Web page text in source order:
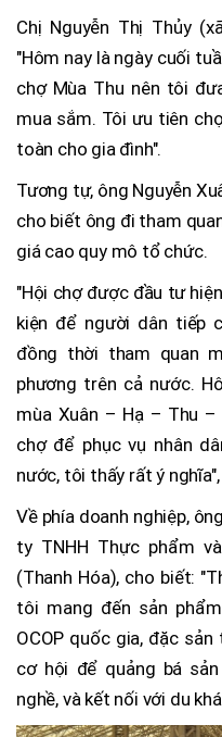
Chị Nguyễn Thị Thủy
"Hôm nay là ngày cuối
chợ Mùa Thu nên tôi
mua sắm. Tôi ưu tiên
toàn cho gia đình".
Tương tự, ông Nguyễn
cho biết ông đi tham
giá cao quy mô tổ chức.
"Hội chợ được đầu tư
kiện để người dân tiếp
đồng thời tham quan
phương trên cả nước.
mùa Xuân – Hạ – Thu
chợ để phục vụ nhân
nước, tôi thấy rất ý
Về phía doanh nghiệp,
ty TNHH Thực phẩm
(Thanh Hóa), cho biết:
tôi mang đến sản
OCOP quốc gia, đặc
cơ hội để quảng bá
nghề, và kết nối với du